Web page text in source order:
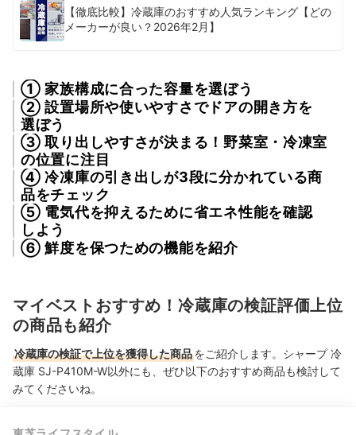
【徹底比較】冷蔵庫のおすすめ人気ランキング【どの
メーカーが良い？2026年2月】
① 家族構成に合った容量を選ぼう
② 設置場所や使いやすさでドアの開き方を
選ぼう
③ 取り出しやすさが決まる！野菜室・冷凍室
の位置に注目
④ 冷凍庫の引き出しが3段に分かれている商
品をチェック
⑤ 電気代を抑えるために省エネ性能を確認
しよう
⑥ 鮮度を保つための機能を紹介
マイベストおすすめ！冷蔵庫の検証評価上位
の商品も紹介
冷蔵庫の検証で上位を獲得した商品をご紹介します。シャープ 冷
蔵庫 SJ-P410M-W以外にも、ぜひ以下のおすすめ商品も検討して
みてくださいね。